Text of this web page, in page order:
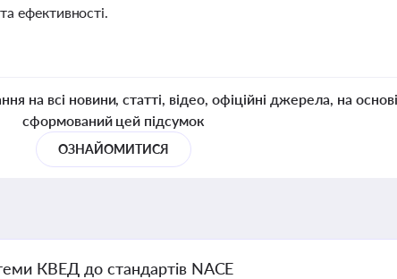
ефективності.
на всі новини, статті, відео, офіційні джерела, на
сформований цей підсумок
ОЗНАЙОМИТИСЯ
КВЕД до стандартів NACE